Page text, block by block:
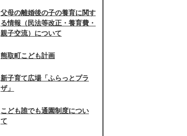
父母の離婚後の子の養育に関す
る情報（民法等改正・養育費・
親子交流）について
熊取町こども計画
新子育て広場「ふらっとプラ
ザ」
こども誰でも通園制度につい
て